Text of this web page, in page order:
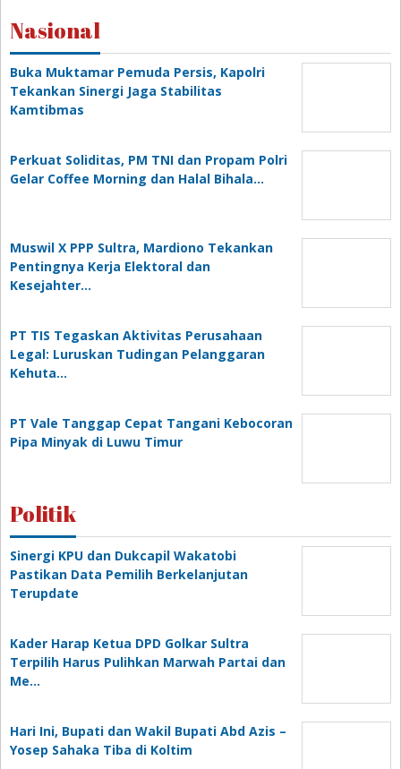
Nasional
Buka Muktamar Pemuda Persis, Kapolri
Tekankan Sinergi Jaga Stabilitas
Kamtibmas
Perkuat Soliditas, PM TNI dan Propam Polri
Gelar Coffee Morning dan Halal Bihala…
Muswil X PPP Sultra, Mardiono Tekankan
Pentingnya Kerja Elektoral dan
Kesejahter…
PT TIS Tegaskan Aktivitas Perusahaan
Legal: Luruskan Tudingan Pelanggaran
Kehuta…
PT Vale Tanggap Cepat Tangani Kebocoran
Pipa Minyak di Luwu Timur
Politik
Sinergi KPU dan Dukcapil Wakatobi
Pastikan Data Pemilih Berkelanjutan
Terupdate
Kader Harap Ketua DPD Golkar Sultra
Terpilih Harus Pulihkan Marwah Partai dan
Me…
Hari Ini, Bupati dan Wakil Bupati Abd Azis –
Yosep Sahaka Tiba di Koltim